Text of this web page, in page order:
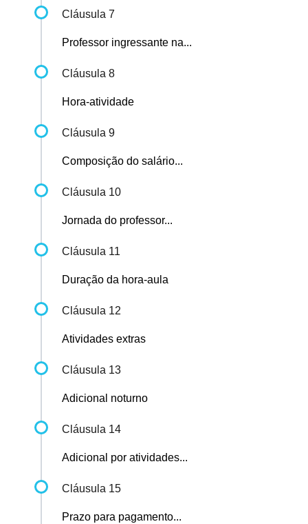
Cláusula 7
Professor ingressante na...
Cláusula 8
Hora-atividade
Cláusula 9
Composição do salário...
Cláusula 10
Jornada do professor...
Cláusula 11
Duração da hora-aula
Cláusula 12
Atividades extras
Cláusula 13
Adicional noturno
Cláusula 14
Adicional por atividades...
Cláusula 15
Prazo para pagamento...